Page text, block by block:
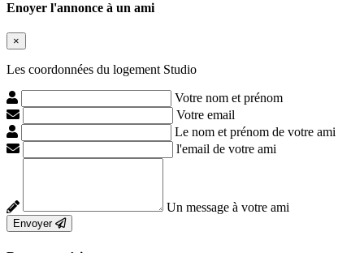
Enoyer l'annonce à un ami
×
Les coordonnées du logement Studio
Votre nom et prénom
Votre email
Le nom et prénom de votre ami
l'email de votre ami
Un message à votre ami
Envoyer